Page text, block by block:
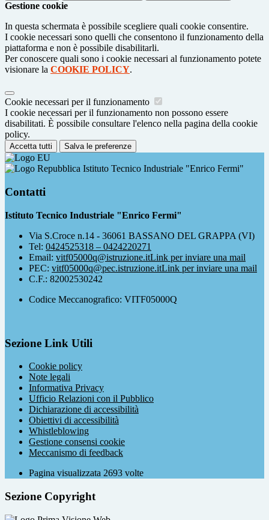
Gestione cookie
In questa schermata è possibile scegliere quali cookie consentire.
I cookie necessari sono quelli che consentono il funzionamento della
piattaforma e non è possibile disabilitarli.
Per conoscere quali sono i cookie necessari al funzionamento potete
visionare la COOKIE POLICY.
Cookie necessari per il funzionamento
I cookie necessari per il funzionamento non possono essere
disabilitati. È possibile consultare l'elenco nella pagina della cookie
policy.
Accetta tutti Salva le preferenze
Istituto Tecnico Industriale "Enrico Fermi"
Contatti
Istituto Tecnico Industriale "Enrico Fermi"
Via S.Croce n.14 - 36061 BASSANO DEL GRAPPA (VI)
Tel: 0424525318 – 0424220271
Email: vitf05000q@istruzione.itLink per inviare una mail
PEC: vitf05000q@pec.istruzione.itLink per inviare una mail
C.F.: 82002530242
Codice Meccanografico: VITF05000Q
Sezione Link Utili
Cookie policy
Note legali
Informativa Privacy
Ufficio Relazioni con il Pubblico
Dichiarazione di accessibilità
Obiettivi di accessibilità
Whistleblowing
Gestione consensi cookie
Meccanismo di feedback
Pagina visualizzata 2693 volte
Sezione Copyright